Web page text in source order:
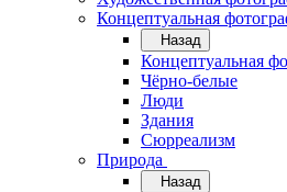
Концептуальная
Назад
Концептуальная
Чёрно-белые
Люди
Здания
Сюрреализм
Природа
Назад